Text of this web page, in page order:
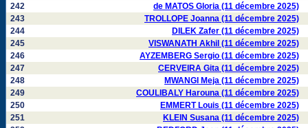
242
de MATOS Gloria (11 décembre 2025)
243
TROLLOPE Joanna (11 décembre 2025)
244
DILEK Zafer (11 décembre 2025)
245
VISWANATH Akhil (11 décembre 2025)
246
AYZEMBERG Sergio (11 décembre 2025)
247
CERVEIRA Gita (11 décembre 2025)
248
MWANGI Meja (11 décembre 2025)
249
COULIBALY Harouna (11 décembre 2025)
250
EMMERT Louis (11 décembre 2025)
251
KLEIN Susana (11 décembre 2025)